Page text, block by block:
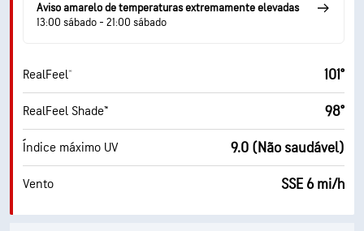
Aviso amarelo de temperaturas extremamente elevadas
13:00 sábado - 21:00 sábado
RealFeel® 101°
RealFeel Shade™ 98°
Índice máximo UV 9.0 (Não saudável)
Vento SSE 6 mi/h